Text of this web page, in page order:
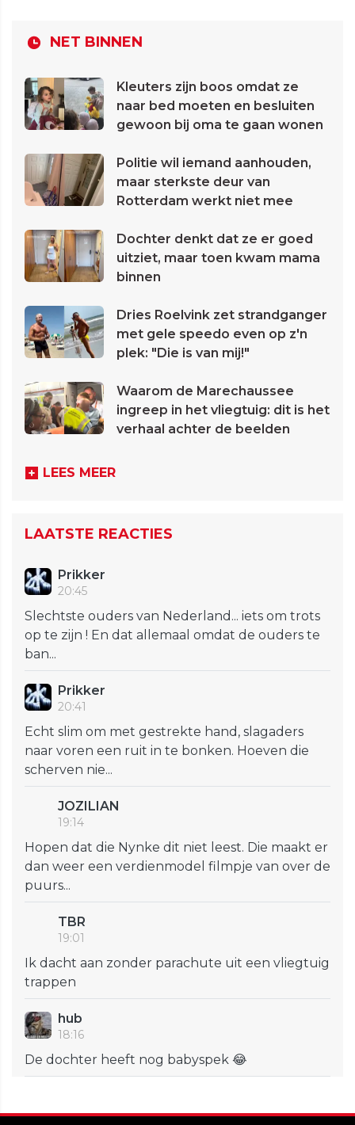
NET BINNEN
Kleuters zijn boos omdat ze
naar bed moeten en besluiten
gewoon bij oma te gaan wonen
Politie wil iemand aanhouden,
maar sterkste deur van
Rotterdam werkt niet mee
Dochter denkt dat ze er goed
uitziet, maar toen kwam mama
binnen
Dries Roelvink zet strandganger
met gele speedo even op z'n
plek: "Die is van mij!"
Waarom de Marechaussee
ingreep in het vliegtuig: dit is het
verhaal achter de beelden
LEES MEER
LAATSTE REACTIES
Prikker
20:45
Slechtste ouders van Nederland... iets om trots
op te zijn ! En dat allemaal omdat de ouders te
ban...
Prikker
20:41
Echt slim om met gestrekte hand, slagaders
naar voren een ruit in te bonken. Hoeven die
scherven nie...
JOZILIAN
19:14
Hopen dat die Nynke dit niet leest. Die maakt er
dan weer een verdienmodel filmpje van over de
puurs...
TBR
19:01
Ik dacht aan zonder parachute uit een vliegtuig
trappen
hub
18:16
De dochter heeft nog babyspek 😂